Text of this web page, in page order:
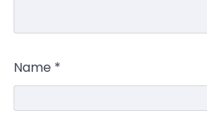
Name *